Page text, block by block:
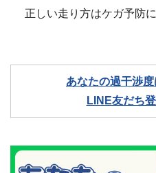
正しい走り方はケガ予防に
あなたの過干渉
LINE友だち